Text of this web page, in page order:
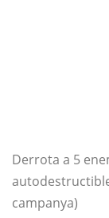
Derrota a 5
campanya)